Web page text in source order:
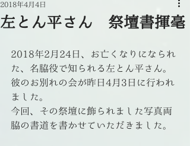
左とん平さん 祭壇書揮毫
2018年4月4日
2018年2月24日、お亡くなりになられ
た、名脇役で知られる左とん平さん。
彼のお別れの会が昨日4月3日に行われ
ました。
今回、その祭壇に飾られました写真両
脇の書道を書かせていただきました。